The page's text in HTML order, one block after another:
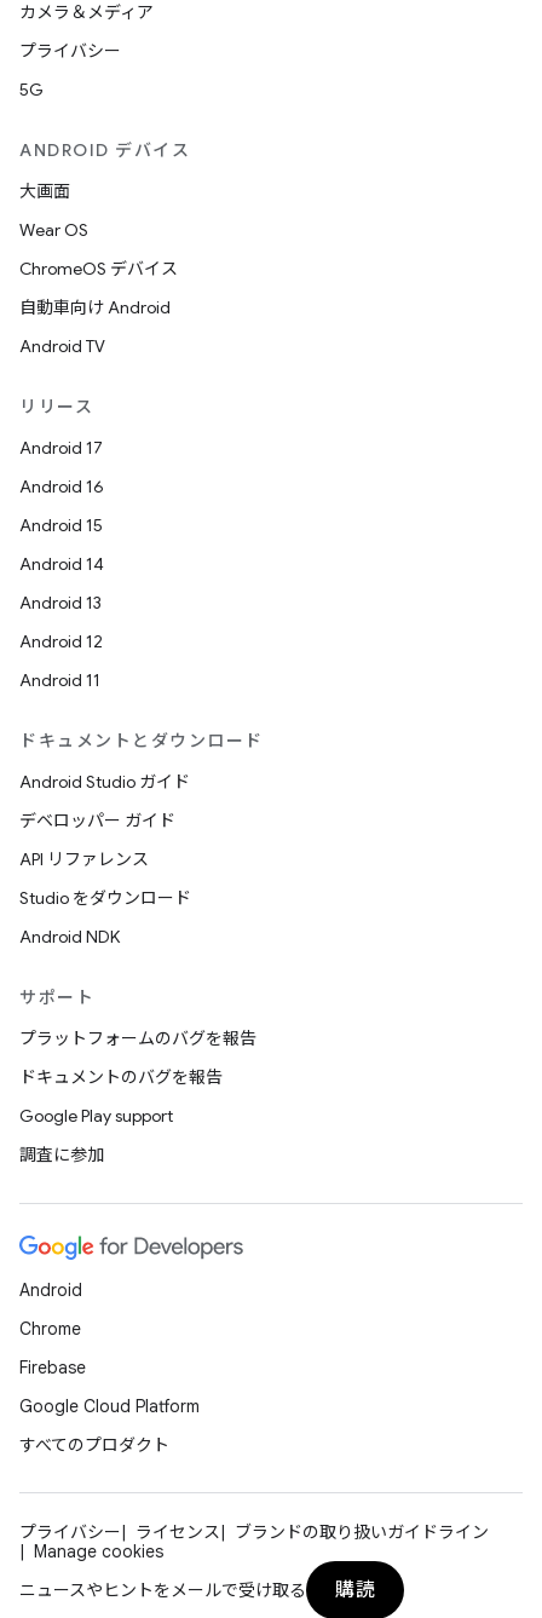
カメラ＆メディア
プライバシー
5G
ANDROID デバイス
大画面
Wear OS
ChromeOS デバイス
自動車向け Android
Android TV
リリース
Android 17
Android 16
Android 15
Android 14
Android 13
Android 12
Android 11
ドキュメントとダウンロード
Android Studio ガイド
デベロッパー ガイド
API リファレンス
Studio をダウンロード
Android NDK
サポート
プラットフォームのバグを報告
ドキュメントのバグを報告
Google Play support
調査に参加
Android
Chrome
Firebase
Google Cloud Platform
すべてのプロダクト
プライバシー ライセンス
ブランドの取り扱いガイドライン
Manage cookies
ニュースやヒントをメールで受け取る
購読